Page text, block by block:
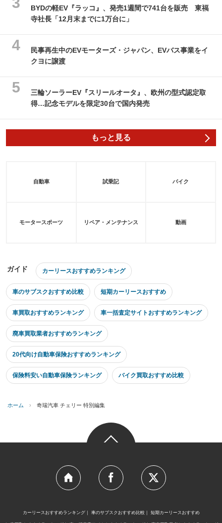
BYDの軽EV『ラッコ』、発売1週間で741台を販売 東福
寺社長「12月末までに1万台に」
民事再生中のEVモーターズ・ジャパン、EVバス事業をイ
クヨに譲渡
三輪ソーラーEV『スリールオータ』、欧州の型式認定取
得…記念モデルを限定30台で国内発売
もっと見る
自動車 試乗記 バイク
モータースポーツ リペア・メンテナンス 動画
ガイド カーリースおすすめランキング
車のサブスクおすすめ比較 短期カーリースおすすめ
車買取おすすめランキング 車一括査定サイトおすすめランキング
廃車買取業者おすすめランキング
20代向け自動車保険おすすめランキング
保険料安い自動車保険ランキング バイク買取おすすめ比較
ホーム › 奇瑞汽車 チェリー 特別編集
カーリースおすすめランキング 車のサブスクおすすめ比較 短期カーリースおすすめ